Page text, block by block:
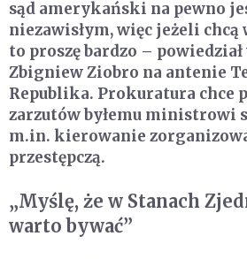
sąd amerykański na pewno
niezawisłym, więc jeżeli chcą
to proszę bardzo –
Zbigniew Ziobro na antenie
Republika. Prokuratura chce
zarzutów byłemu ministrowi
m.in. kierowanie
przestępczą.
„Myślę, że w Stanach
warto bywać”